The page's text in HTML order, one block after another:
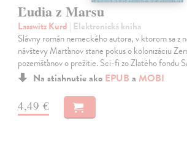
Ľudia z Marsu
Lasswitz Kurd | Elektronická kniha
Slávny román nemeckého autora, v ktorom sa z
návštevy Marťanov stane pokus o kolonizáciu
pozemšťanov o prežitie. Sci-fi zo Zlatého fondu
Na stiahnutie ako EPUB a MOBI
4,49 €